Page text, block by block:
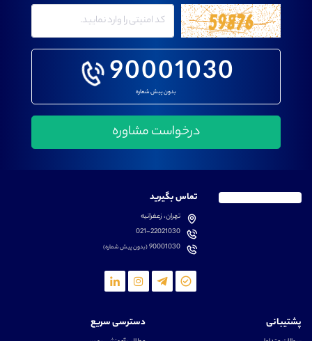
90001030
بدون پیش شماره
تماس بگیرید
تهران، زعفرانیه
021-22021030
90001030(بدون پیش شماره)
پشتیبانی دسترسی سریع